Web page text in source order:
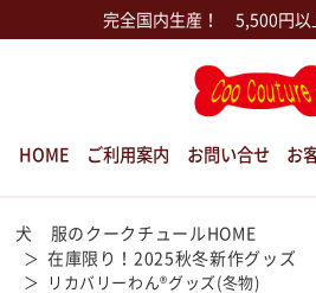
完全国内生産！ 5,500円以
HOME ご利用案内 お問い合せ お
犬 服のクークチュールHOME
在庫限り！2025秋冬新作グッズ
リカバリーわん®グッズ(冬物)